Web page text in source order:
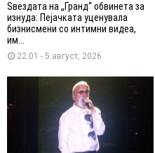
Ѕвездата на „Гранд“ обвинета за
изнуда: Пејачката уценувала
бизнисмени со интимни видеа,
им...
22:01 - 5 август, 2026